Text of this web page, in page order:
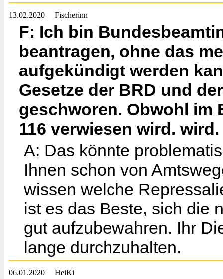
13.02.2020 Fischerinn
F: Ich bin
beantragen, ohne das
aufgekündigt werden
Gesetze der BRD und
geschworen. Obwohl im
116 verwiesen wird. wird.
A: Das könnte
Ihnen schon von
wissen welche
ist es das Beste, sich die
gut aufzubewahren. Ihr
lange durchzuhalten.
06.01.2020 HeiKi